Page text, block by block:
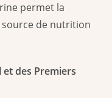
permet la
de nutrition
des Premiers